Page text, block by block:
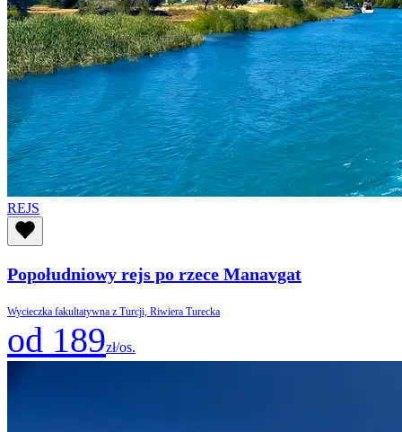
REJS
Popołudniowy rejs po rzece Manavgat
Wycieczka fakultatywna z Turcji, Riwiera Turecka
od 189zł/os.